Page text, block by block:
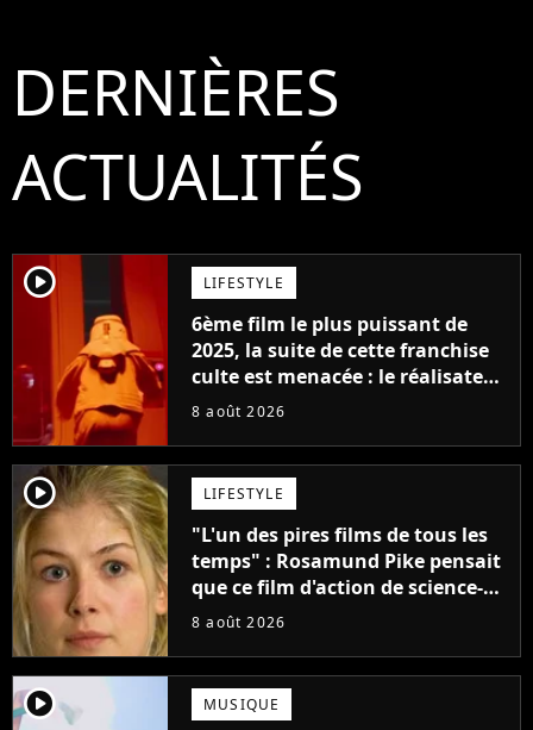
DERNIÈRES
ACTUALITÉS
player2 LIFESTYLE
6ème film le plus puissant de
2025, la suite de cette franchise
culte est menacée : le réalisateur
claque la porte pour "différends
8 août 2026
player2 LIFESTYLE
"L'un des pires films de tous les
temps" : Rosamund Pike pensait
que ce film d'action de science-
fiction avec Dwayne Johnson
8 août 2026
player2 MUSIQUE